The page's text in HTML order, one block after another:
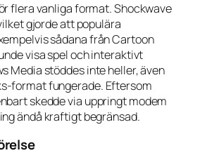
flera vanliga format. Shockwave
gjorde att populära
sådana från Cartoon
visa spel och interaktivt
Media stöddes inte heller, även
format fungerade. Eftersom
skedde via uppringt modem
ändå kraftigt begränsad.